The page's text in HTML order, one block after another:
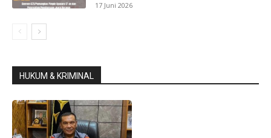
17 Juni 2026
HUKUM & KRIMINAL